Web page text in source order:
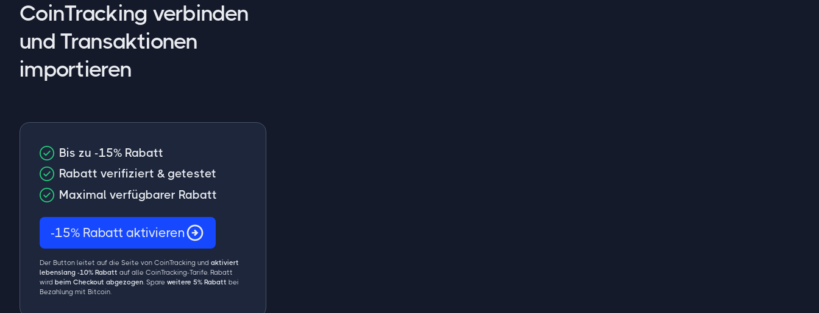
CoinTracking verbinden
und Transaktionen
importieren
Bis zu -15% Rabatt
Rabatt verifiziert & getestet
Maximal verfügbarer Rabatt
-15% Rabatt aktivieren
Der Button leitet auf die Seite von CoinTracking und aktiviert
lebenslang -10% Rabatt auf alle CoinTracking-Tarife. Rabatt
wird beim Checkout abgezogen. Spare weitere 5% Rabatt bei
Bezahlung mit Bitcoin.